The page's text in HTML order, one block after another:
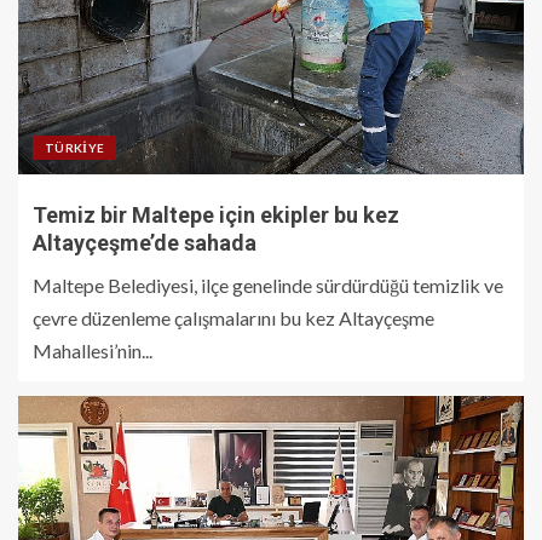
TÜRKIYE
Temiz bir Maltepe için ekipler bu kez
Altayçeşme’de sahada
Maltepe Belediyesi, ilçe genelinde sürdürdüğü temizlik ve
çevre düzenleme çalışmalarını bu kez Altayçeşme
Mahallesi’nin...